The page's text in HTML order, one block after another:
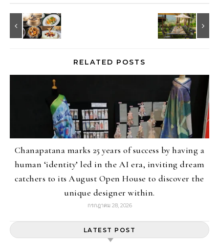
RELATED POSTS
Chanapatana marks 25 years of success by having a
human ‘identity’ led in the AI era, inviting dream
catchers to its August Open House to discover the
unique designer within.
กรกฎาคม 28, 2026
LATEST POST